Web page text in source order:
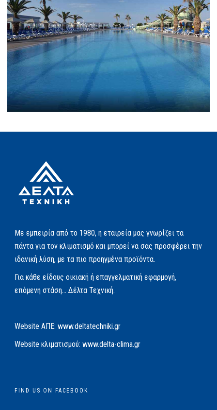
Με εμπειρία από το 1980, η εταιρεία μας γνωρίζει τα
πάντα για τον κλιματισμό και μπορεί να σας προσφέρει την
ιδανική λύση, με τα πιο προηγμένα προϊόντα.
Για κάθε είδους οικιακή ή επαγγελματική εφαρμογή,
επόμενη στάση… Δέλτα Τεχνική.
Website AΠΕ: www.deltatechniki.gr
Website κλιματισμού: www.delta-clima.gr
FIND US ON FACEBOOK